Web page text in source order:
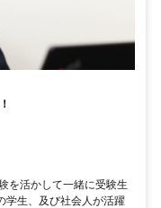
を活かして一緒に受験生
学生、及び社会人が活躍